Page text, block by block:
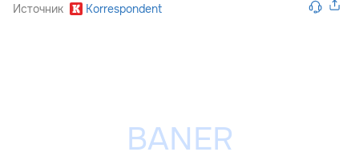
Источник Korrespondent